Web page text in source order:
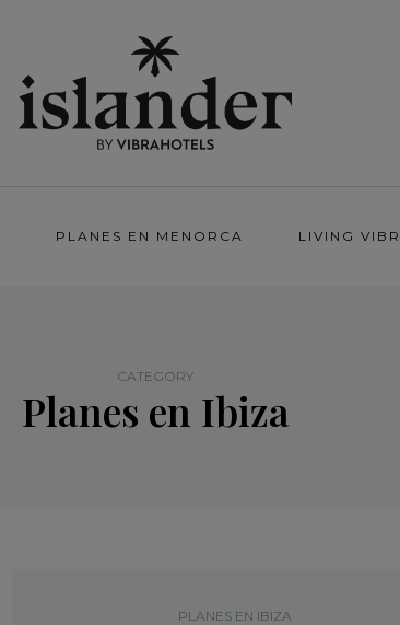
PLANES EN MENORCA LIVING
CATEGORY
Planes en Ibiza
PLANES EN IBIZA